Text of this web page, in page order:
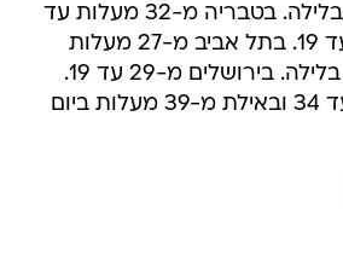
ביום עד 17 מעלות בלילה. בטבריה מ-32 מעלות עד
20. בחיפה מ-27 עד 19. בתל אביב מ-27 מעלות
ביום עד 19 מעלות בלילה. בירושלים מ-29 עד 19.
בבאר שבע מ-17 עד 34 ובאילת מ-39 מעלות ביום